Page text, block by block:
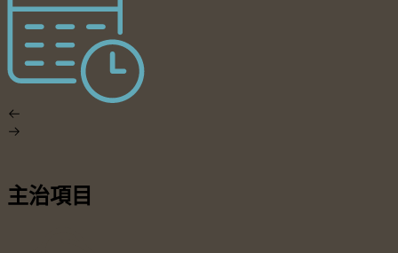
主治項目